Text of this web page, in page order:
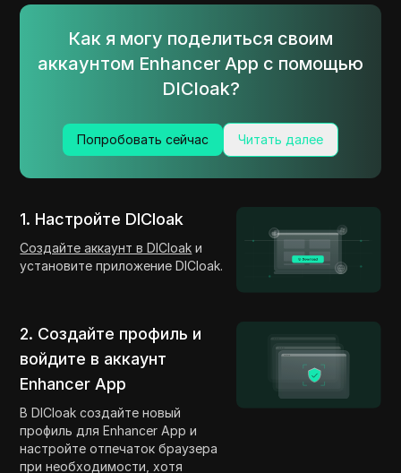
Как я могу поделиться своим
аккаунтом Enhancer App с помощью
DICloak?
Попробовать сейчас Читать далее
1. Настройте DICloak
Создайте аккаунт в DICloak и
установите приложение DICloak.
2. Создайте профиль и
войдите в аккаунт
Enhancer App
В DICloak создайте новый
профиль для Enhancer App и
настройте отпечаток браузера
при необходимости, хотя